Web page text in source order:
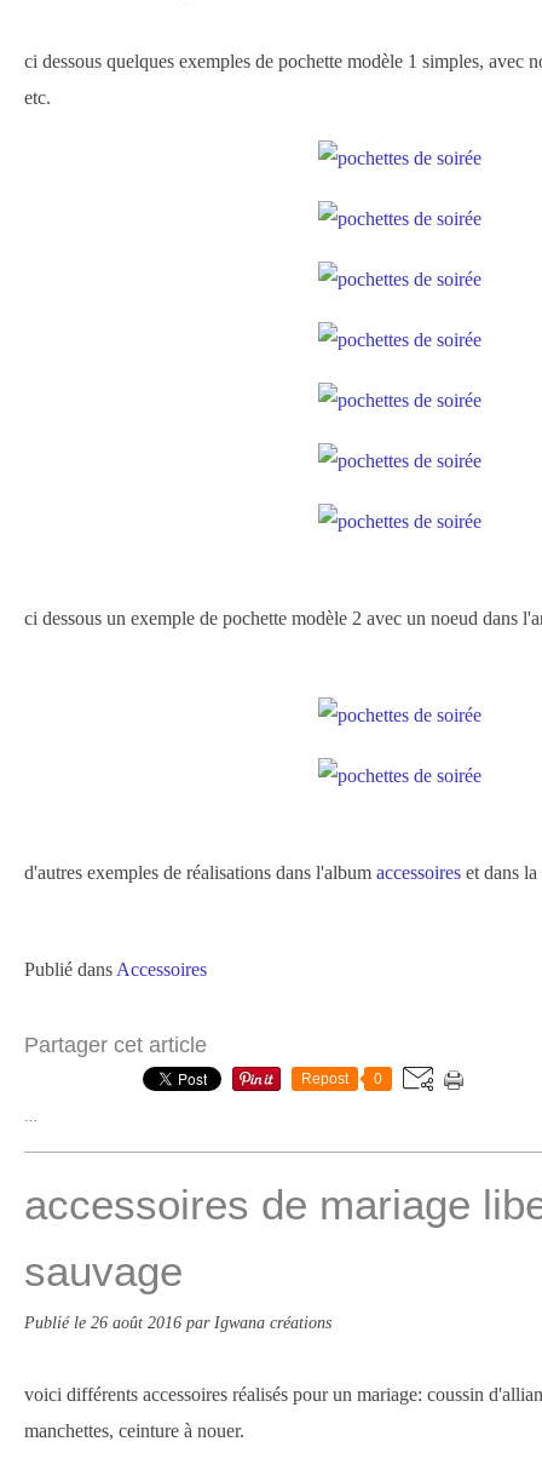
ci dessous quelques exemples de pochette modèle 1 simples, avec
etc.
ci dessous un exemple de pochette modèle 2 avec un noeud dans
d'autres exemples de réalisations dans l'album accessoires et dans
Publié dans Accessoires
Partager cet article
Repost 0
accessoires de mariage
sauvage
Publié le 26 août 2016 par Igwana créations
voici différents accessoires réalisés pour un mariage: coussin
manchettes, ceinture à nouer.